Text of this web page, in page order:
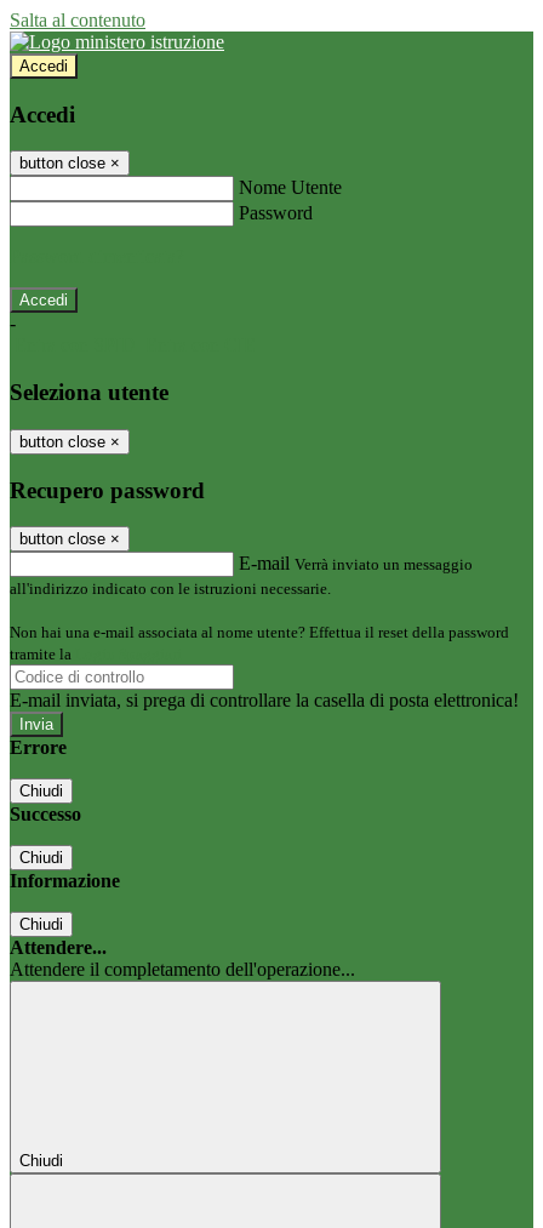
Salta al contenuto
Accedi
Accedi
button close ×
Nome Utente
Password
-
Seleziona utente
button close ×
Recupero password
button close ×
E-mail Verrà inviato un messaggio
all'indirizzo indicato con le istruzioni necessarie.
Non hai una e-mail associata al nome utente? Effettua il reset della password
tramite la
E-mail inviata, si prega di controllare la casella di posta elettronica!
Errore
Chiudi
Successo
Chiudi
Informazione
Chiudi
Attendere...
Attendere il completamento dell'operazione...
Chiudi